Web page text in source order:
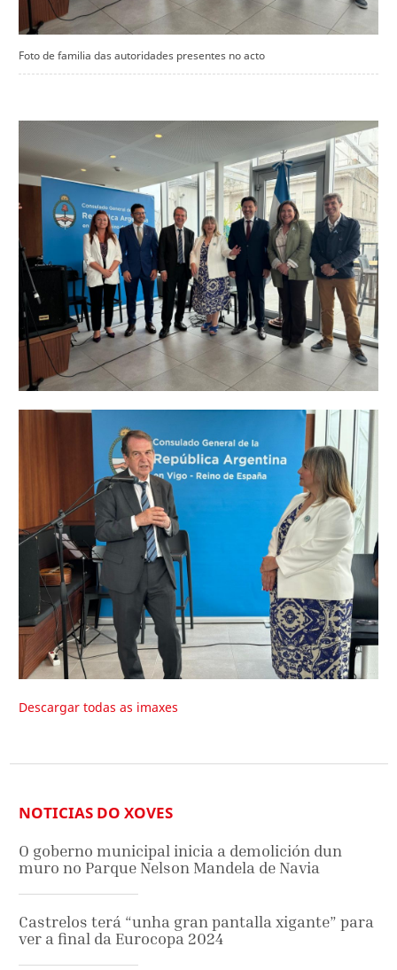
Foto de familia das autoridades presentes no acto
Descargar todas as imaxes
NOTICIAS DO XOVES
O goberno municipal inicia a demolición dun
muro no Parque Nelson Mandela de Navia
Castrelos terá “unha gran pantalla xigante” para
ver a final da Eurocopa 2024